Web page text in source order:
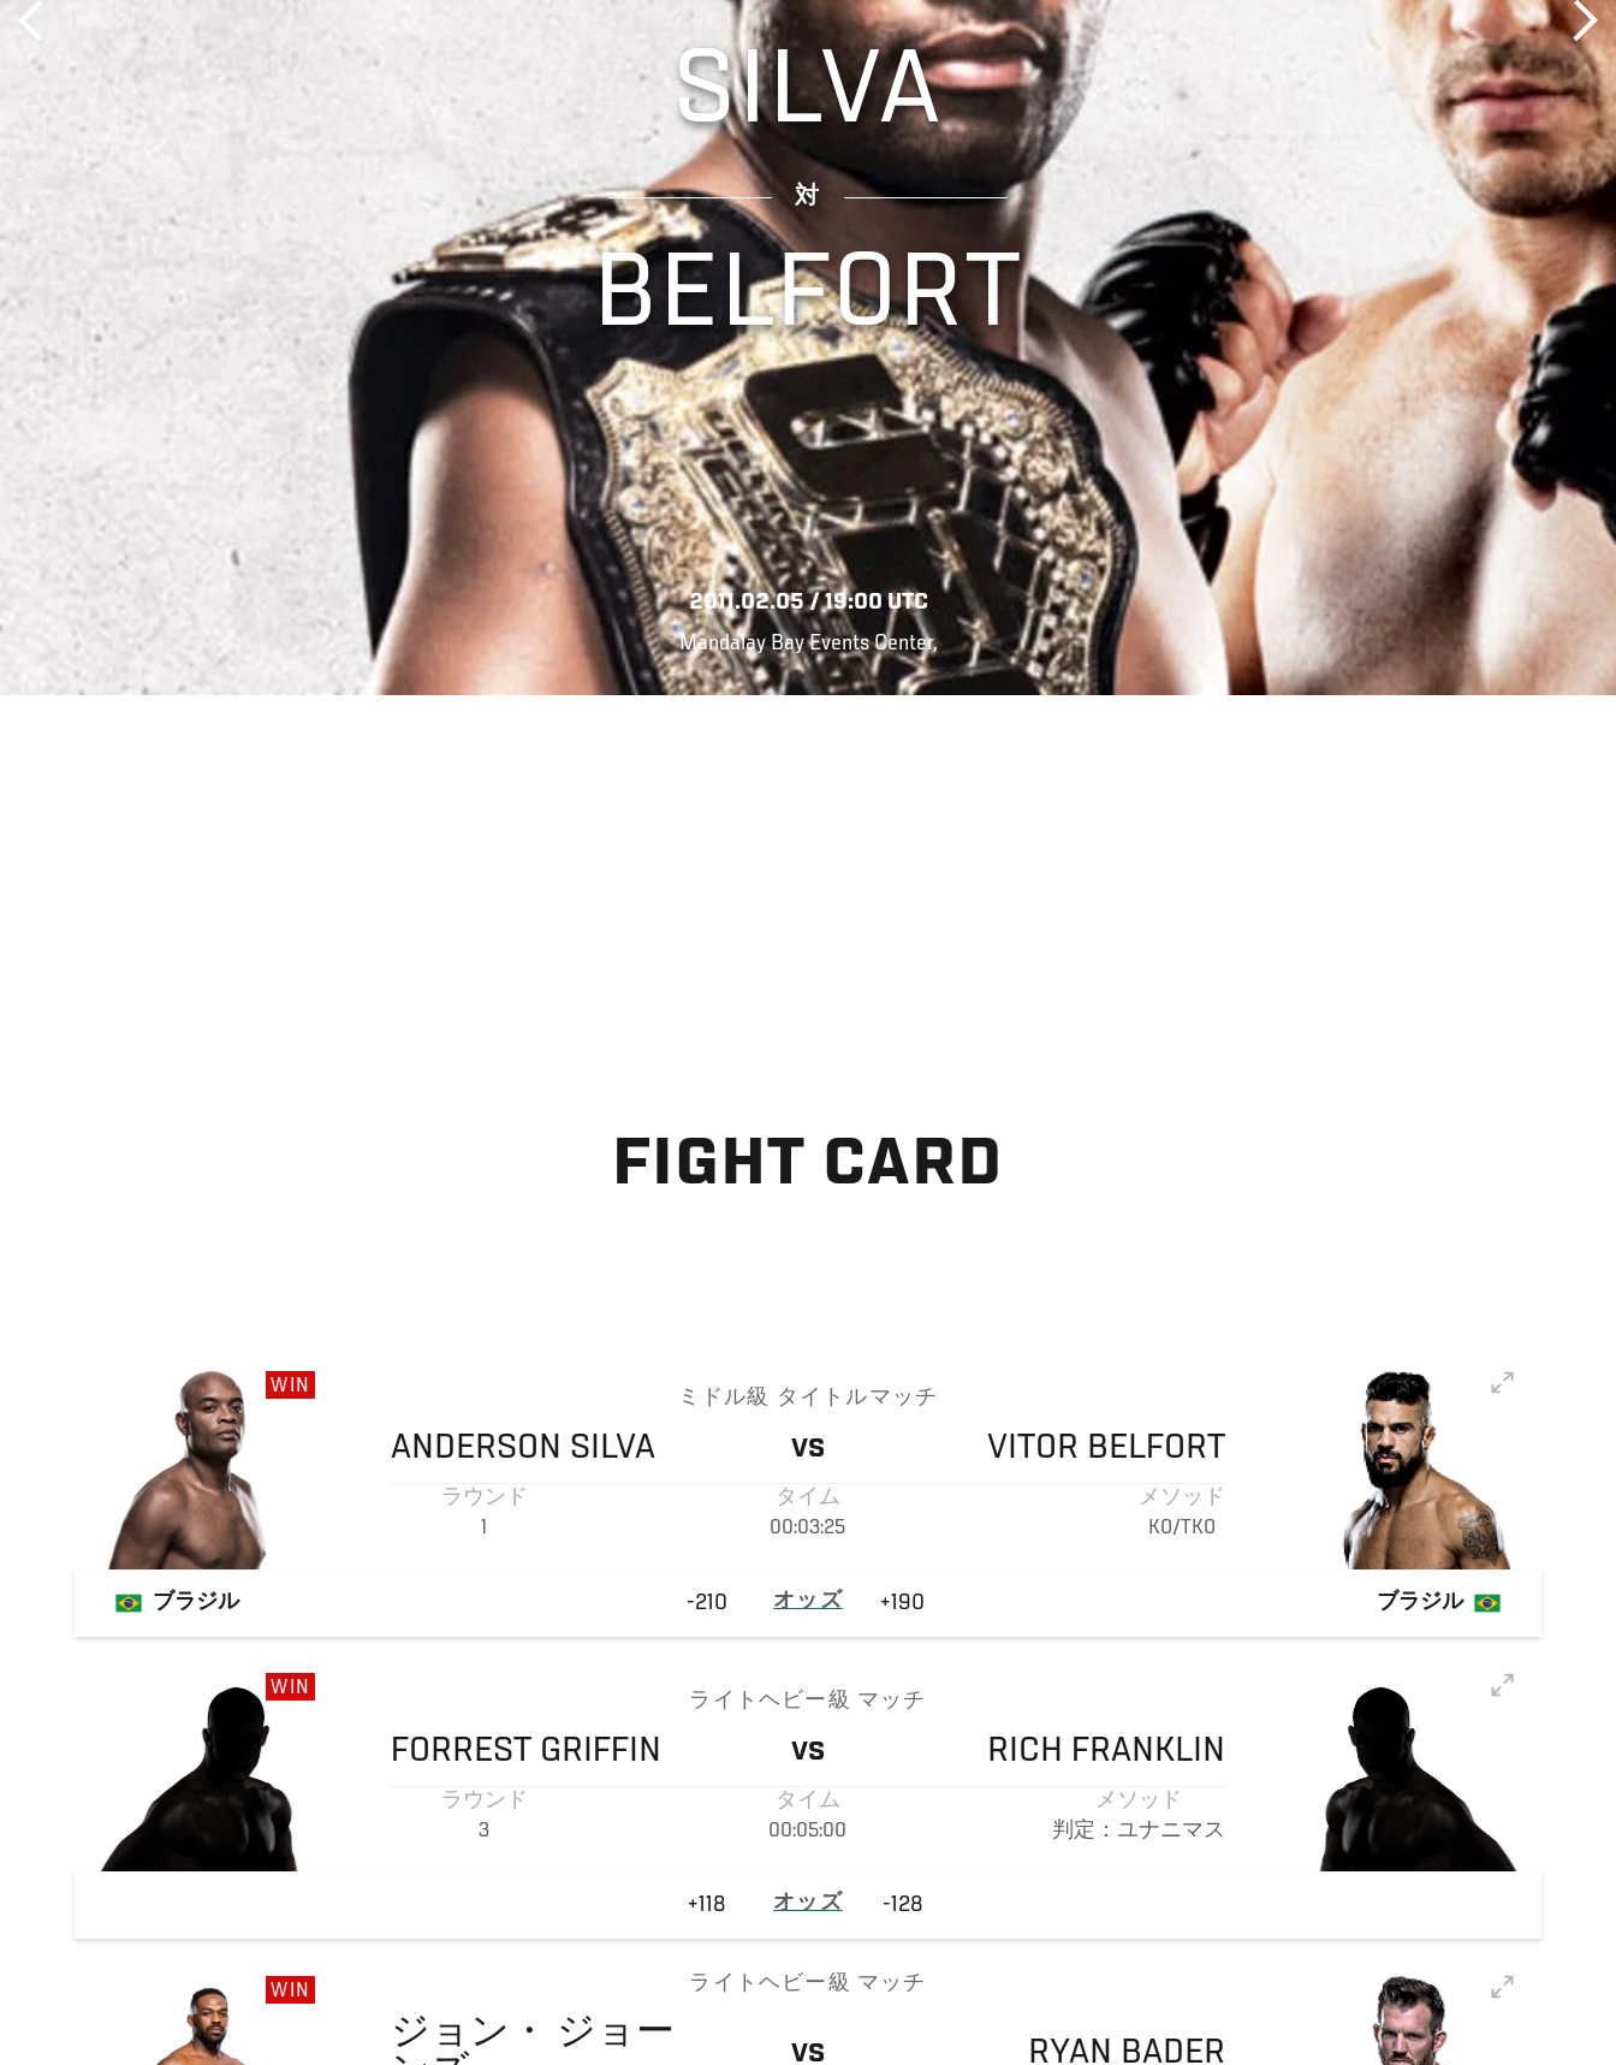
SILVA
対
BELFORT
2011.02.05 / 19:00 UTC
Mandalay Bay Events Center,
FIGHT CARD
WIN
ミドル級 タイトルマッチ
ANDERSON SILVA VS VITOR BELFORT
ラウンド
1
タイム
00:03:25
メソッド
KO/TKO
ブラジル -210 オッズ +190 ブラジル
WIN
ライトヘビー級 マッチ
FORREST GRIFFIN VS RICH FRANKLIN
ラウンド
3
タイム
00:05:00
メソッド
判定：ユナニマス
+118 オッズ -128
WIN ライトヘビー級 マッチ
ジョン・
ジョー
VS RYAN BADER